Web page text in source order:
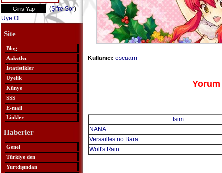
(Şifre Sor)
Üye Ol
Site
Blog
Anketler
İstatistikler
Üyelik
Künye
SSS
E-mail
Linkler
Haberler
Genel
Türkiye'den
Yurtdışından
Kullanıcı: oscaarrr
Yorum
İsim
NANA
Versailles no Bara
Wolf's Rain